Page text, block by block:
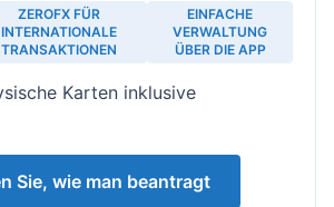
ZEROFX FÜR
INTERNATIONALE
TRANSAKTIONEN
EINFACHE
VERWALTUNG
ÜBER DIE APP
Karten inklusive
Sie, wie man beantragt